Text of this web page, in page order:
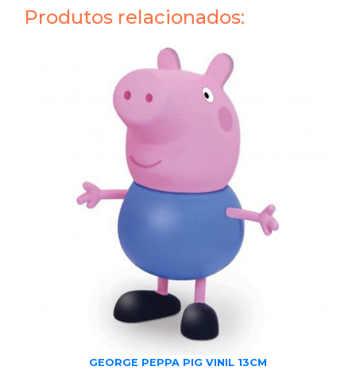
Produtos relacionados:
GEORGE PEPPA PIG VINIL 13CM